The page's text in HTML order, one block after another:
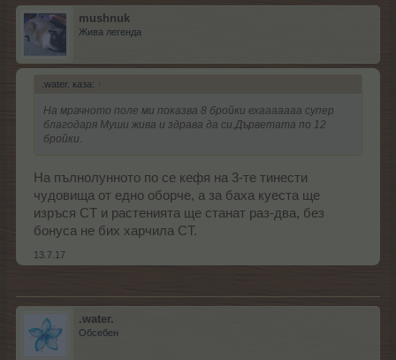
mushnuk
Жива легенда
.water. каза: ↑
На мрачното поле ми показва 8 бройки ехааааааа супер
благодаря Муши жива и здрава да си.Дърветата по 12
бройки.
На пълнолунното по се кефя на 3-те тинести
чудовища от едно оборче, а за баха куеста ще
изръся СТ и растенията ще станат раз-два, без
бонуса не бих харчила СТ.
13.7.17
.water.
Обсебен